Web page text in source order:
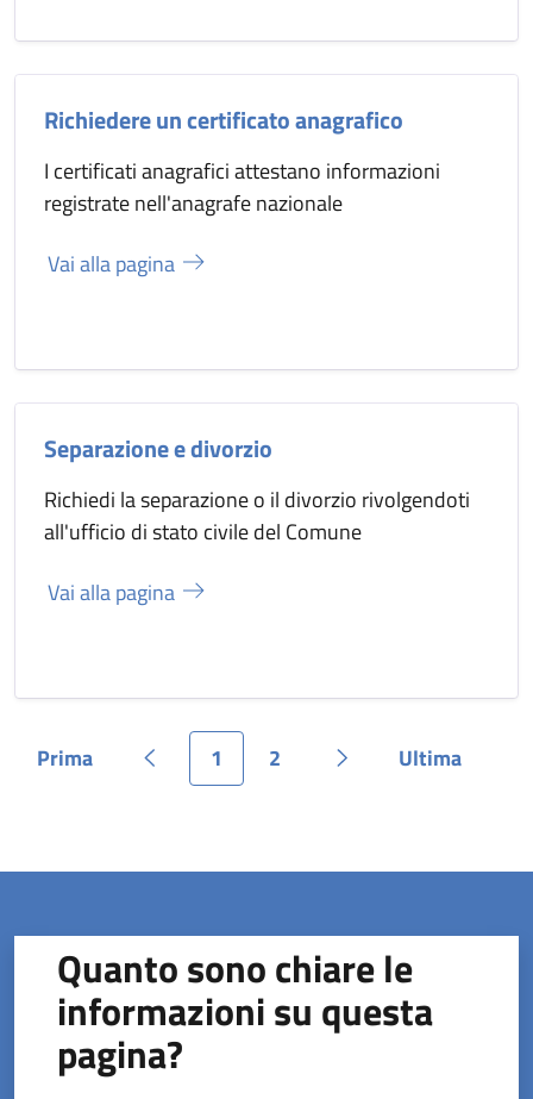
Richiedere un certificato anagrafico
I certificati anagrafici attestano informazioni
registrate nell'anagrafe nazionale
Vai alla pagina
Separazione e divorzio
Richiedi la separazione o il divorzio rivolgendoti
all'ufficio di stato civile del Comune
Vai alla pagina
Pagina
Prima Pagina precedente
Pagina
1 Pagina
2 Pagina successiva
Pagina
Ultima
Quanto sono chiare le
informazioni su questa
pagina?